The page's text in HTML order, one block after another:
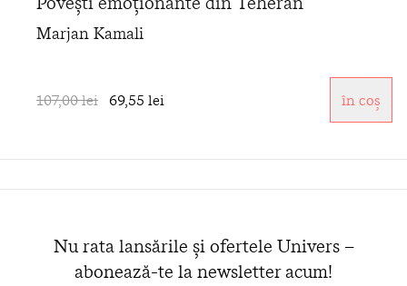
Marjan Kamali
107,00 lei 69,55 lei în coș
Nu rata lansările și ofertele Univers –
abonează-te la newsletter acum!